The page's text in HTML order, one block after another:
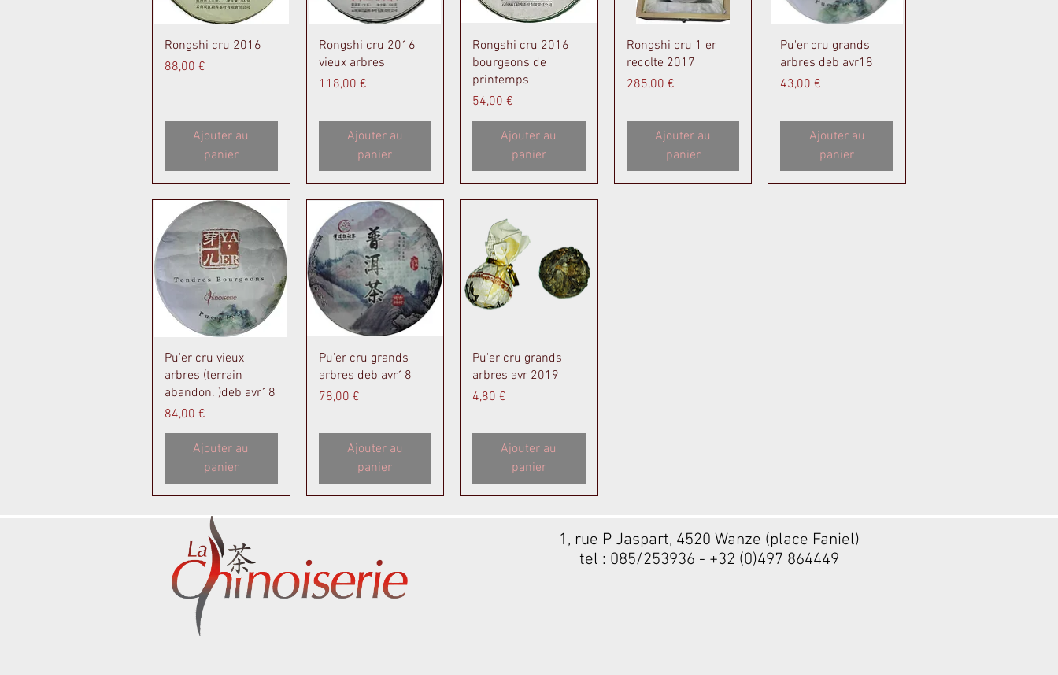
Aperçu rapide
Rongshi cru 2016
Prix
88,00 €
Ajouter au
panier
Aperçu rapide
Rongshi cru 2016
vieux arbres
Prix
118,00 €
Ajouter au
panier
Aperçu rapide
Rongshi cru 2016
bourgeons de
printemps
Prix
54,00 €
Ajouter au
panier
Aperçu rapide
Rongshi cru 1 er
recolte 2017
Prix
285,00 €
Ajouter au
panier
Aperçu rapide
Pu'er cru grands
arbres deb avr18
Prix
43,00 €
Ajouter au
panier
Aperçu rapide
Pu'er cru vieux
arbres (terrain
abandon. )deb avr18
Prix
84,00 €
Ajouter au
panier
Aperçu rapide
Pu'er cru grands
arbres deb avr18
Prix
78,00 €
Ajouter au
panier
Aperçu rapide
Pu'er cru grands
arbres avr 2019
Prix
4,80 €
Ajouter au
panier
1, rue P Jaspart, 4520 Wanze (place Faniel)
tel : 085/253936 - +32 (0)497 864449